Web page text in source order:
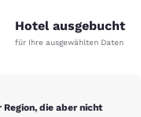
Hotel ausgebucht
für Ihre ausgewählten Daten
die aber nicht